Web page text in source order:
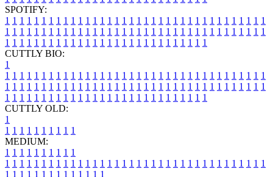
SPOTIFY:
1 1 1 1 1 1 1 1 1 1 1 1 1 1 1 1 1 1 1 1 1 1 1 1 1 1 1 1 1 1 1 1 1 1 1 1
1 1 1 1 1 1 1 1 1 1 1 1 1 1 1 1 1 1 1 1 1 1 1 1 1 1 1 1 1 1 1 1 1 1 1 1
1 1 1 1 1 1 1 1 1 1 1 1 1 1 1 1 1 1 1 1 1 1 1 1 1 1 1 1
CUTTLY BIO:
1
1 1 1 1 1 1 1 1 1 1 1 1 1 1 1 1 1 1 1 1 1 1 1 1 1 1 1 1 1 1 1 1 1 1 1 1
1 1 1 1 1 1 1 1 1 1 1 1 1 1 1 1 1 1 1 1 1 1 1 1 1 1 1 1 1 1 1 1 1 1 1 1
1 1 1 1 1 1 1 1 1 1 1 1 1 1 1 1 1 1 1 1 1 1 1 1 1 1 1 1
CUTTLY OLD:
1
1 1 1 1 1 1 1 1 1 1
MEDIUM:
1 1 1 1 1 1 1 1 1 1
1 1 1 1 1 1 1 1 1 1 1 1 1 1 1 1 1 1 1 1 1 1 1 1 1 1 1 1 1 1 1 1 1 1 1 1
1 1 1 1 1 1 1 1 1 1 1 1 1 1